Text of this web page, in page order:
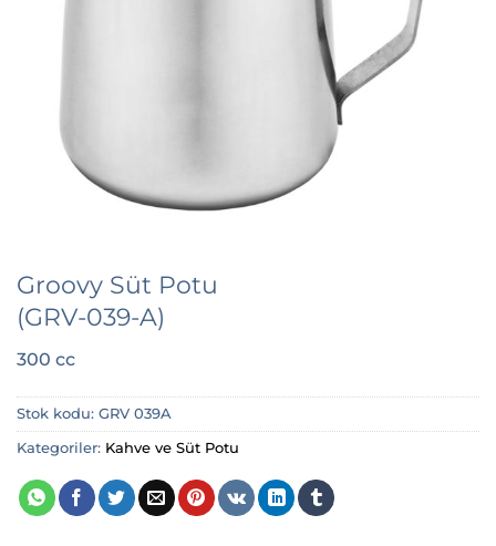
Groovy Süt Potu
(GRV-039-A)
300 cc
Stok kodu: GRV 039A
Kategoriler: Kahve ve Süt Potu